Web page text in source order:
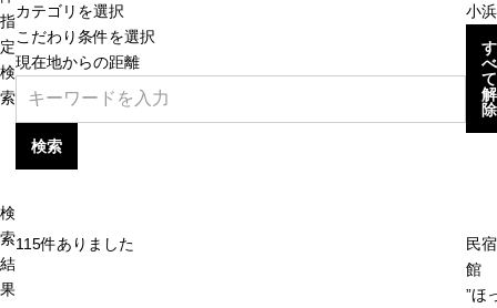
指
定
検
索
カテゴリを選択
こだわり条件を選択
現在地からの距離
検索
小
す
べ
て
解
除
検
索
結
果
115件ありました
民
館
”ほ